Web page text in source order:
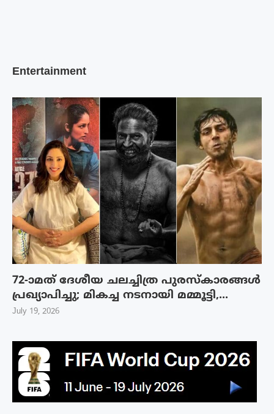
Entertainment
72-ാമത് ദേശീയ ചലച്ചിത്ര പുരസ്‌കാരങ്ങള്‍
പ്രഖ്യാപിച്ചു; മികച്ച നടനായി മമ്മൂട്ടി,...
July 19, 2026